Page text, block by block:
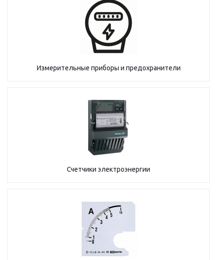
Измерительные приборы и предохранители
Счетчики электроэнергии